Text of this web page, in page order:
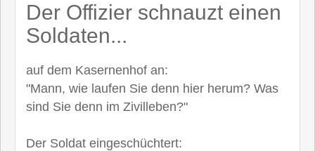
Der Offizier schnauzt einen
Soldaten...
auf dem Kasernenhof an:
"Mann, wie laufen Sie denn hier herum? Was
sind Sie denn im Zivilleben?"
Der Soldat eingeschüchtert: